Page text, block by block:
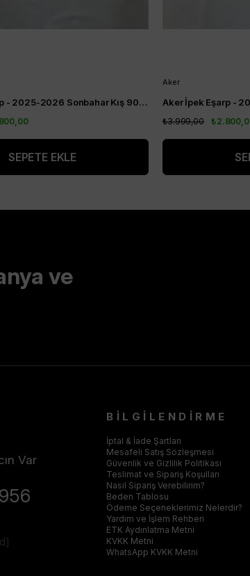
Aker İpek Eşarp - 2025-2026 Sonbahar Kış 9081701-313 - Sura
SEPETE EKLE
Aker
₺3.999,00
ve
Var
BİLGİLENDİRME
İptal & İade Şartları
Mesafeli Satış Sözleşmesi
Güvenlik ve Gizlilik Politikası
Teslimat ve Sipariş Koşulları
Nasıl Sipariş Verebilirim?
Beden Tablosu
Ödeme Seçeneklerimiz Nelerdir?
Yardım ve İşlem Rehberi
ETK Aydınlatma Metni
KVKK Metni
WhatsApp KVKK Metni